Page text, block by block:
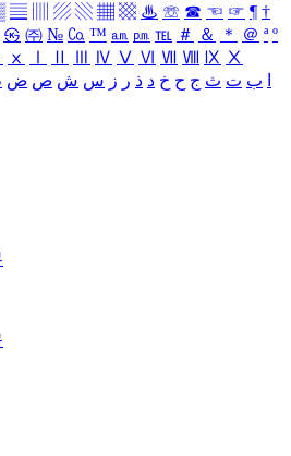
▤ ▨ ▧ ▦ ▩ ♨ ☏ ☎ ☜ ☞ ¶ †
㉿ ㈜ № ㏇ ™ ㏂ ㏘ ℡ ＃ ＆ ＊ ＠ ª º
ⅹ Ⅳ Ⅴ Ⅵ Ⅶ Ⅷ Ⅸ Ⅹ
ب ت ث ج ح خ د ذ ر ز س ش ص ض